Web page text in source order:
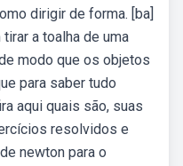
dirigir de forma. [ba]
a toalha de uma
modo que os objetos
para saber tudo
aqui quais são, suas
resolvidos e
newton para o